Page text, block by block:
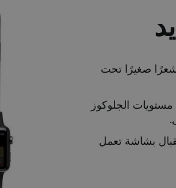
صغيرًا تحت
الجلوكوز
بشاشة تعمل